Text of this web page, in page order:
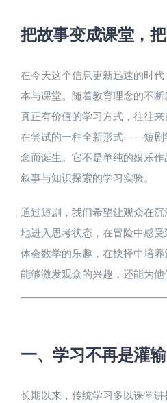
把故事变成课堂，
在今天这个信息更新迅速的时
本与课堂。随着教育理念的不断
真正有价值的学习方式，往往
在尝试的一种全新形式——短剧
念而诞生。它不是单纯的娱乐
叙事与知识探索的学习实验。
通过短剧，我们希望让观众在
地进入思考状态，在冒险中感
体会数学的乐趣，在抉择中培
能够激发观众的兴趣，还能为他
一、学习不再是灌
长期以来，传统学习多以课堂